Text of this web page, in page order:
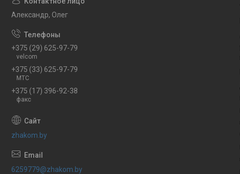
Александр, Олег
+375 (29) 625-97-79
velcom
+375 (33) 625-97-79
МТС
+375 (17) 396-92-38
факс
zhakom.by
6259779@zhakom.by